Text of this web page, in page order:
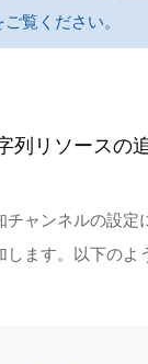
ご覧ください。
列リソースの
チャンネルの設定
します。以下のよ